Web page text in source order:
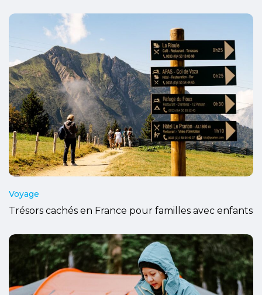
Voyage
Trésors cachés en France pour familles avec enfants